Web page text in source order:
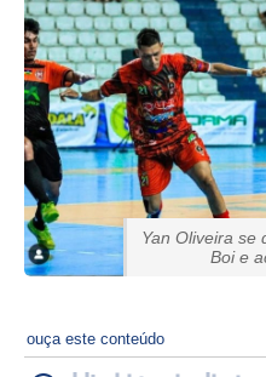
Yan Oliveira se
Boi e
ouça este conteúdo